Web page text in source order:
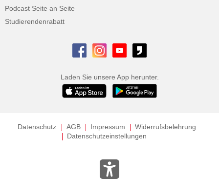
Podcast Seite an Seite
Studierendenrabatt
Laden Sie unsere App herunter.
Datenschutz AGB Impressum
Widerrufsbelehrung
Datenschutzeinstellungen